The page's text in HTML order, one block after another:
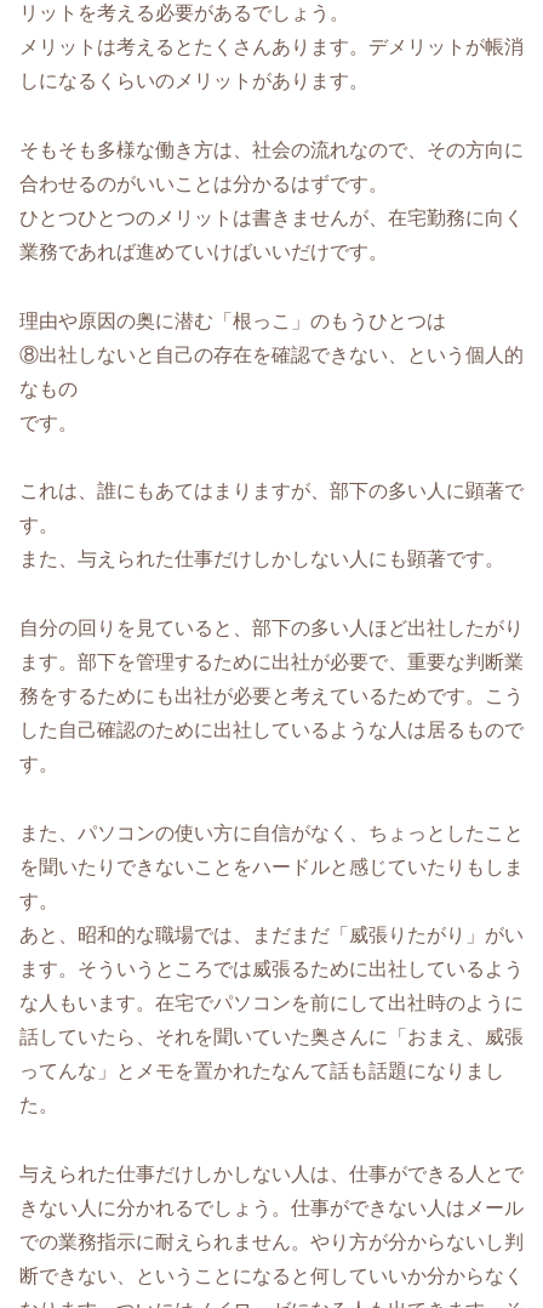
リットを考える必要があるでしょう。
メリットは考えるとたくさんあります。デメリットが帳消
しになるくらいのメリットがあります。
そもそも多様な働き方は、社会の流れなので、その方向に
合わせるのがいいことは分かるはずです。
ひとつひとつのメリットは書きませんが、在宅勤務に向く
業務であれば進めていけばいいだけです。
理由や原因の奥に潜む「根っこ」のもうひとつは
⑧出社しないと自己の存在を確認できない、という個人的
なもの
です。
これは、誰にもあてはまりますが、部下の多い人に顕著で
す。
また、与えられた仕事だけしかしない人にも顕著です。
自分の回りを見ていると、部下の多い人ほど出社したがり
ます。部下を管理するために出社が必要で、重要な判断業
務をするためにも出社が必要と考えているためです。こう
した自己確認のために出社しているような人は居るもので
す。
また、パソコンの使い方に自信がなく、ちょっとしたこと
を聞いたりできないことをハードルと感じていたりもしま
す。
あと、昭和的な職場では、まだまだ「威張りたがり」がい
ます。そういうところでは威張るために出社しているよう
な人もいます。在宅でパソコンを前にして出社時のように
話していたら、それを聞いていた奥さんに「おまえ、威張
ってんな」とメモを置かれたなんて話も話題になりまし
た。
与えられた仕事だけしかしない人は、仕事ができる人とで
きない人に分かれるでしょう。仕事ができない人はメール
での業務指示に耐えられません。やり方が分からないし判
断できない、ということになると何していいか分からなく